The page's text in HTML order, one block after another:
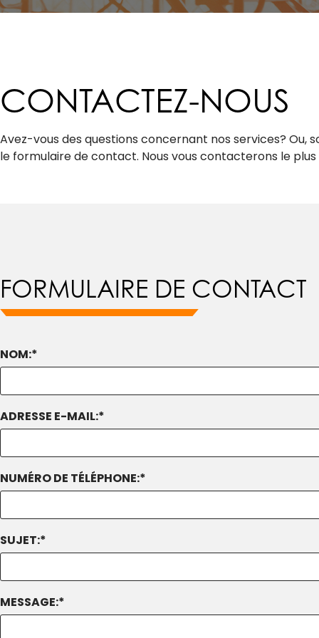
CONTACTEZ-NOUS
Avez-vous des questions concernant nos services? Ou,
le formulaire de contact. Nous vous contacterons le
FORMULAIRE DE CONTACT
NOM:*
ADRESSE E-MAIL:*
NUMÉRO DE TÉLÉPHONE:*
SUJET:*
MESSAGE:*